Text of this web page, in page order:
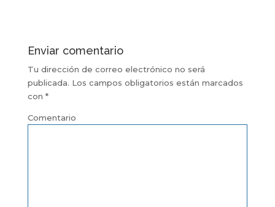
Enviar comentario
Tu dirección de correo electrónico no será
publicada. Los campos obligatorios están marcados
con *
Comentario